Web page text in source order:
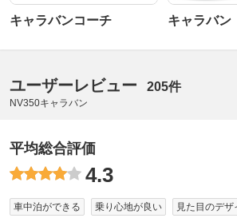
キャラバンコーチ キャラバン
ユーザーレビュー 205件
NV350キャラバン
平均総合評価
4.3
車中泊ができる 乗り心地が良い 見た目のデ